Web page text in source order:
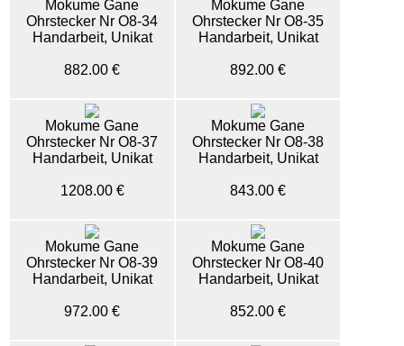
Mokume Gane
Ohrstecker Nr O8-34
Handarbeit, Unikat
882.00 €
Mokume Gane
Ohrstecker Nr O8-35
Handarbeit, Unikat
892.00 €
Mokume Gane
Ohrstecker Nr O8-37
Handarbeit, Unikat
1208.00 €
Mokume Gane
Ohrstecker Nr O8-38
Handarbeit, Unikat
843.00 €
Mokume Gane
Ohrstecker Nr O8-39
Handarbeit, Unikat
972.00 €
Mokume Gane
Ohrstecker Nr O8-40
Handarbeit, Unikat
852.00 €